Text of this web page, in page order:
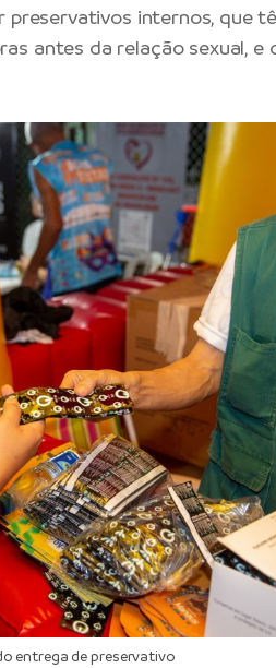
preservativos internos, que
antes da relação sexual, e
entrega de preservativo